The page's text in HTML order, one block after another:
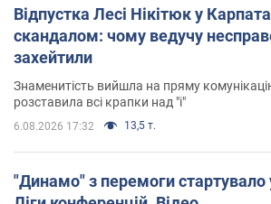
Відпустка Лесі Нікітюк у
скандалом: чому ведучу
захейтили
Знаменитість вийшла на пряму
розставила всі крапки над "і"
6.08.2026 17:32 13,5 т.
"Динамо" з перемоги стартувало